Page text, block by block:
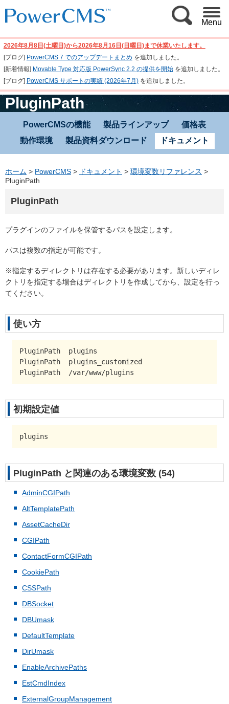
Menu
2026年8月8日(土曜日)から2026年8月16日(日曜日)まで休業いたします。
[ブログ] PowerCMS 7 でのアップデートまとめ を追加しました。
[新着情報] Movable Type 対応版 PowerSync 2.2 の提供を開始を追加しました。
[ブログ] PowerCMS サポートの実績 (2026年7月)を追加しました。
PluginPath
PowerCMSの機能 製品ラインアップ
価格表
動作環境
製品資料ダウンロード ドキュメント
ホーム > PowerCMS > ドキュメント > 環境変数リファレンス >
PluginPath
PluginPath
プラグインのファイルを保管するパスを設定します。
パスは複数の指定が可能です。
※指定するディレクトリは存在する必要があります。新しいディレ
クトリを指定する場合はディレクトリを作成してから、設定を行っ
てください。
使い方
PluginPath  plugins
PluginPath  plugins_customized
PluginPath  /var/www/plugins
初期設定値
plugins
PluginPath と関連のある環境変数 (54)
AdminCGIPath
AltTemplatePath
AssetCacheDir
CGIPath
ContactFormCGIPath
CookiePath
CSSPath
DBSocket
DBUmask
DefaultTemplate
DirUmask
EnableArchivePaths
EstCmdIndex
ExternalGroupManagement